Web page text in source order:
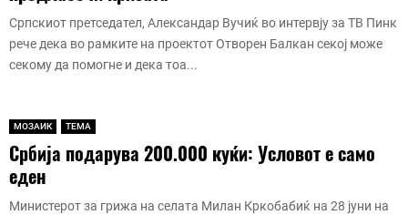
Српскиот претседател, Александар Вучиќ во интервју за ТВ Пинк
рече дека во рамките на проектот Отворен Балкан секој може
секому да помогне и дека тоа...
МОЗАИК ТЕМА
Србија подарува 200.000 куќи: Условот е само
еден
Министерот за грижа на селата Милан Кркобабиќ на 28 јуни на